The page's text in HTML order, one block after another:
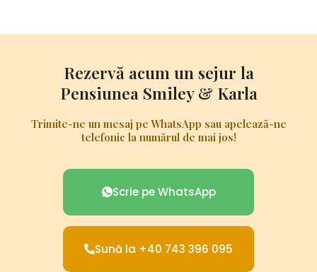
Rezervă acum un sejur la
Pensiunea Smiley & Karla
Trimite-ne un mesaj pe WhatsApp sau apelează-ne
telefonic la numărul de mai jos!
Scrie pe WhatsApp
Sună la +40 743 396 095